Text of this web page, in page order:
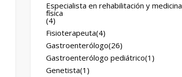
Especialista en rehabilitación y medicina
física
(4)
Fisioterapeuta(4)
Gastroenterólogo(26)
Gastroenterólogo pediátrico(1)
Genetista(1)